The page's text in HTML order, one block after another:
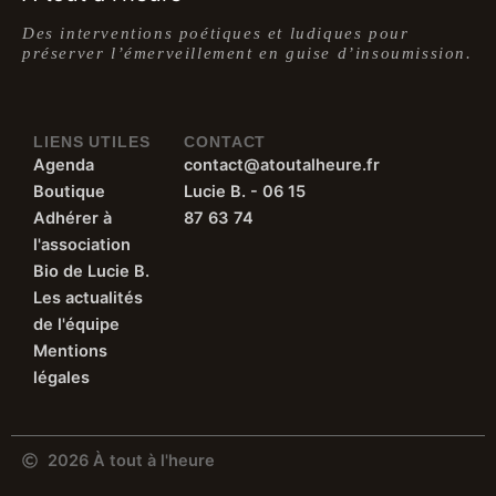
Des interventions poétiques et ludiques pour
préserver l’émerveillement en guise d’insoumission.
LIENS UTILES
Agenda
Boutique
Adhérer à
l'association
Bio de Lucie B.
Les actualités
de l'équipe
Mentions
légales
CONTACT
contact@atoutalheure.fr
Lucie B. - 06 15
87 63 74
2026 À tout à l'heure